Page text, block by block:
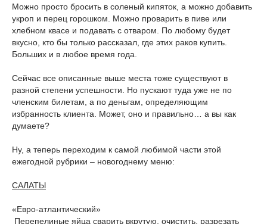
Можно просто бросить в соленый кипяток, а можно добавить
укроп и перец горошком. Можно проварить в пиве или
хлебном квасе и подавать с отваром. По любому будет
вкусно, кто бы только рассказал, где этих раков купить.
Больших и в любое время года.
Сейчас все описанные выше места тоже существуют в
разной степени успешности. Но пускают туда уже не по
членским билетам, а по деньгам, определяющим
избранность клиента. Может, оно и правильно… а вы как
думаете?
Ну, а теперь переходим к самой любимой части этой
ежегодной рубрики – новогоднему меню:
САЛАТЫ
«Евро-атлантический»
Перепелиные яйца сварить вкрутую, очистить, разрезать